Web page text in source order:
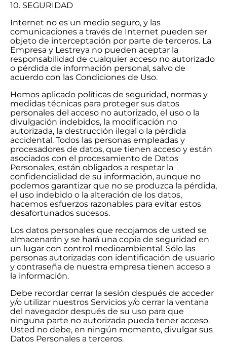
10. SEGURIDAD
Internet no es un medio seguro, y las
comunicaciones a través de Internet pueden ser
objeto de interceptación por parte de terceros. La
Empresa y Lestreya no pueden aceptar la
responsabilidad de cualquier acceso no autorizado
o pérdida de información personal, salvo de
acuerdo con las Condiciones de Uso.
Hemos aplicado políticas de seguridad, normas y
medidas técnicas para proteger sus datos
personales del acceso no autorizado, el uso o la
divulgación indebidos, la modificación no
autorizada, la destrucción ilegal o la pérdida
accidental. Todos las personas empleadas y
procesadores de datos, que tienen acceso y están
asociados con el procesamiento de Datos
Personales, están obligados a respetar la
confidencialidad de su información, aunque no
podemos garantizar que no se produzca la pérdida,
el uso indebido o la alteración de los datos,
hacemos esfuerzos razonables para evitar estos
desafortunados sucesos.
Los datos personales que recojamos de usted se
almacenarán y se hará una copia de seguridad en
un lugar con control medioambiental. Sólo las
personas autorizadas con identificación de usuario
y contraseña de nuestra empresa tienen acceso a
la información.
Debe recordar cerrar la sesión después de acceder
y/o utilizar nuestros Servicios y/o cerrar la ventana
del navegador después de su uso para que
ninguna parte no autorizada pueda tener acceso.
Usted no debe, en ningún momento, divulgar sus
Datos Personales a terceros.